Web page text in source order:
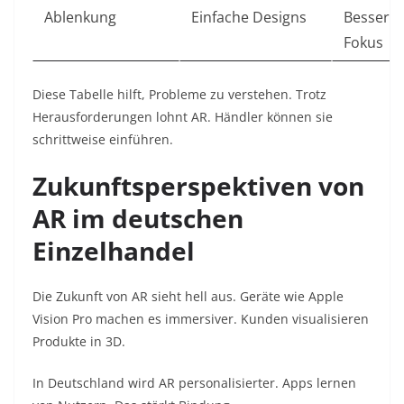
Ablenkung Einfache Designs
Besserer
Fokus
Diese Tabelle hilft, Probleme zu verstehen. Trotz
Herausforderungen lohnt AR. Händler können sie
schrittweise einführen.
Zukunftsperspektiven von
AR im deutschen
Einzelhandel
Die Zukunft von AR sieht hell aus. Geräte wie Apple
Vision Pro machen es immersiver. Kunden visualisieren
Produkte in 3D.
In Deutschland wird AR personalisierter. Apps lernen